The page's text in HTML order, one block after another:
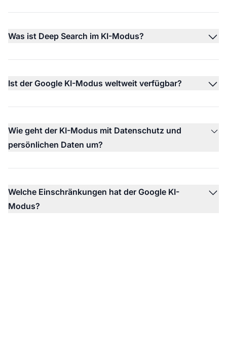
Was ist Deep Search im KI-Modus?
Ist der Google KI-Modus weltweit verfügbar?
Wie geht der KI-Modus mit Datenschutz und
persönlichen Daten um?
Welche Einschränkungen hat der Google KI-
Modus?